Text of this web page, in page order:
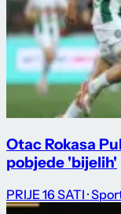
Otac Rokasa
pobjede 'bijelih'
PRIJE 16 SATI ·